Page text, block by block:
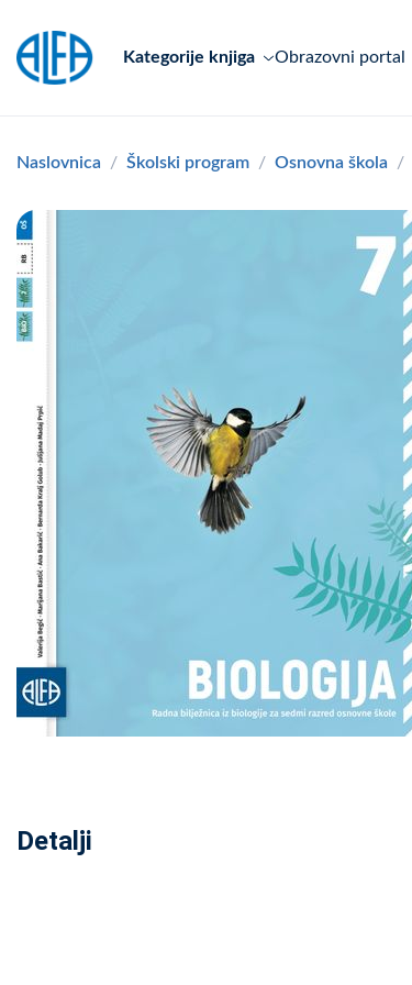
Kategorije knjiga Obrazovni portal
Naslovnica Školski program Osnovna škola
Detalji